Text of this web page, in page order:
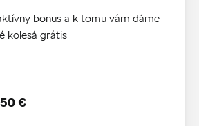
bonus a k tomu vám dáme
kolesá grátis
€